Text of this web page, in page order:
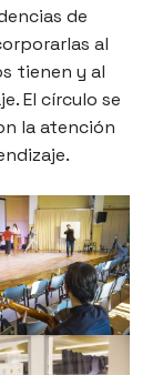
de
al
tienen y al
El círculo se
la atención